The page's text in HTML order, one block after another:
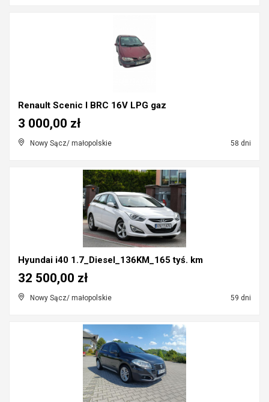
Renault Scenic I BRC 16V LPG gaz
Nowy Sącz/ małopolskie 58 dni
3 000,00 zł
Hyundai i40 1.7_Diesel_136KM_165 tyś. km
Nowy Sącz/ małopolskie 59 dni
32 500,00 zł